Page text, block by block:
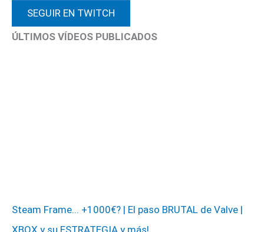
SEGUIR EN TWITCH
ÚLTIMOS VÍDEOS PUBLICADOS
Steam Frame... +1000€? | El paso BRUTAL de Valve |